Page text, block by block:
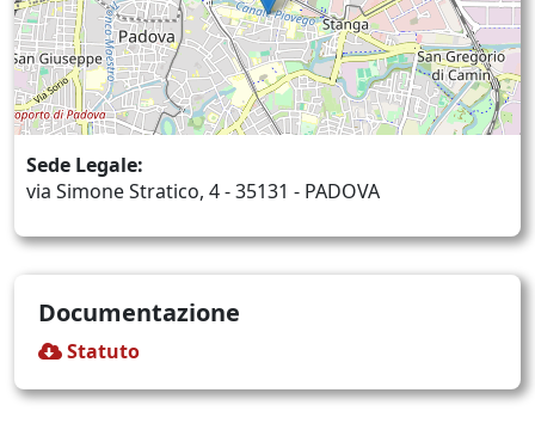
Sede Legale:
via Simone Stratico, 4 - 35131 - PADOVA
Documentazione
Statuto